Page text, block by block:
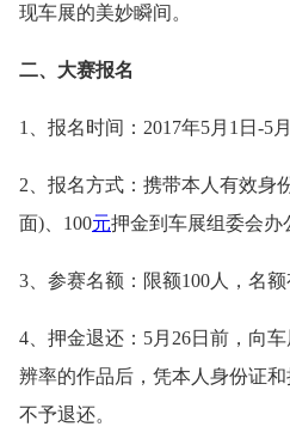
现车展的美妙瞬间。
二、大赛报名
1、报名时间：2017年5月1日-5
2、报名方式：携带本人有效身
面)、100元押金到车展组委会办
3、参赛名额：限额100人，名额
4、押金退还：5月26日前，向
辨率的作品后，凭本人身份证
不予退还。